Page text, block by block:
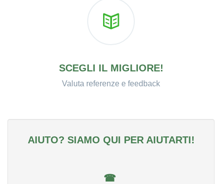
SCEGLI IL MIGLIORE!
Valuta referenze e feedback
AIUTO? SIAMO QUI PER AIUTARTI!
☎